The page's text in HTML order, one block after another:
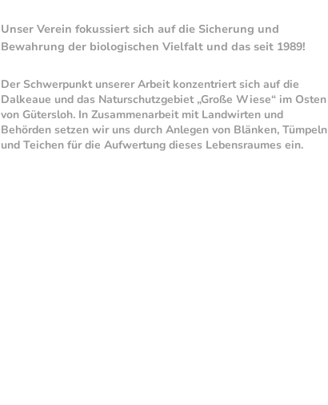
Unser Verein fokussiert sich auf die Sicherung und
Bewahrung der biologischen Vielfalt und das seit 1989!
Der Schwerpunkt unserer Arbeit konzentriert sich auf die
Dalkeaue und das Naturschutzgebiet „Große Wiese“ im Osten
von Gütersloh. In Zusammenarbeit mit Landwirten und
Behörden setzen wir uns durch Anlegen von Blänken, Tümpeln
und Teichen für die Aufwertung dieses Lebensraumes ein.